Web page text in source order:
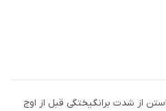
از شدت برانگیختگی قبل از اوج